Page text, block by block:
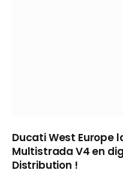
Ducati West Europe
Multistrada V4 en
Distribution !